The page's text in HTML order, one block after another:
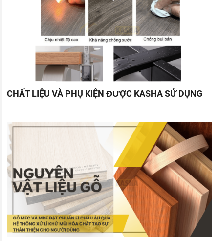
CHẤT LIỆU VÀ PHỤ KIỆN ĐƯỢC KASHA SỬ DỤNG